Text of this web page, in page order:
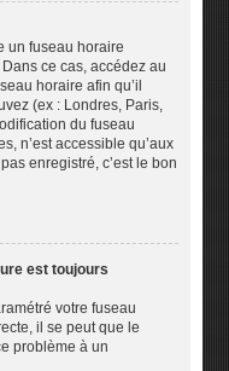
un fuseau horaire
ce cas, accédez au
horaire afin qu’il
(ex : Londres, Paris,
du fuseau
n’est accessible qu’aux
enregistré, c’est le bon
est toujours
votre fuseau
il se peut que le
problème à un